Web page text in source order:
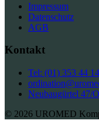
Impressum
Datenschutz
AGB
Kontakt
Tel: (01) 353 44 14
Neubaugürtel 47/
© 2026 UROMED